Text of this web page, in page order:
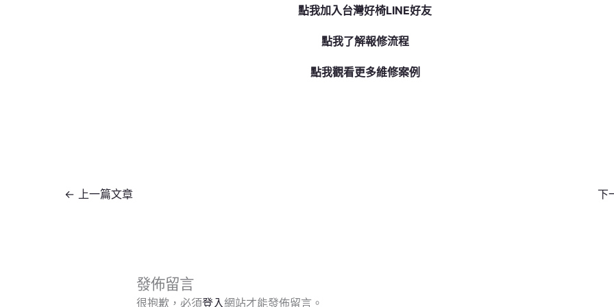
點我加入台灣好椅LINE好友
點我了解報修流程
點我觀看更多維修案例
← 上一篇文章 下
發佈留言
很抱歉，必須登入網站才能發佈留言。